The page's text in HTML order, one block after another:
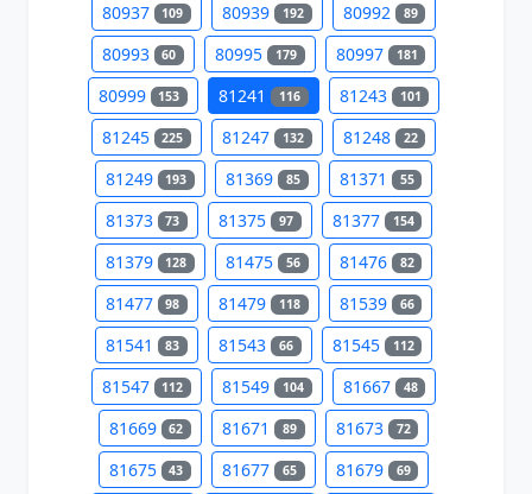
80937 109 80939 192 80992 89
80993 60 80995 179 80997 181
80999 153 81241 116 81243 101
81245 225 81247 132 81248 22
81249 193 81369 85 81371 55
81373 73 81375 97 81377 154
81379 128 81475 56 81476 82
81477 98 81479 118 81539 66
81541 83 81543 66 81545 112
81547 112 81549 104 81667 48
81669 62 81671 89 81673 72
81675 43 81677 65 81679 69